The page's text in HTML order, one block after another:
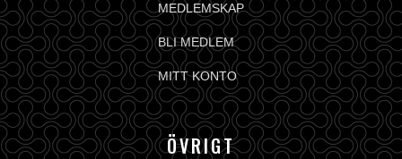
MEDLEMSKAP
BLI MEDLEM
MITT KONTO
ÖVRIGT